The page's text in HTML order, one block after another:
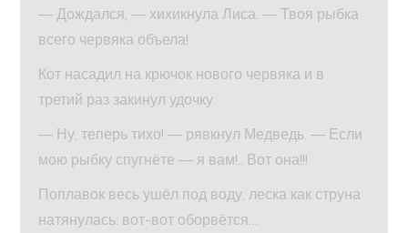
— Дождался, — хихикнула Лиса. — Твоя рыбка
всего червяка объела!
Кот насадил на крючок нового червяка и в
третий раз закинул удочку.
— Ну, теперь тихо! — рявкнул Медведь. — Если
мою рыбку спугнёте — я вам!.. Вот она!!!
Поплавок весь ушёл под воду, леска как струна
натянулась: вот-вот оборвётся…